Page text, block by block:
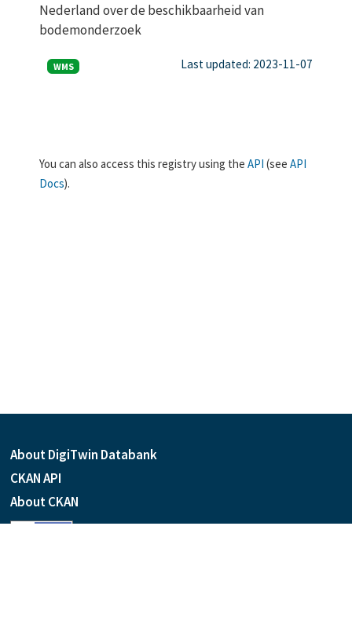
Nederland over de beschikbaarheid van
bodemonderzoek
WMS Last updated: 2023-11-07
You can also access this registry using the API (see API
Docs).
About DigiTwin Databank
CKAN API
About CKAN